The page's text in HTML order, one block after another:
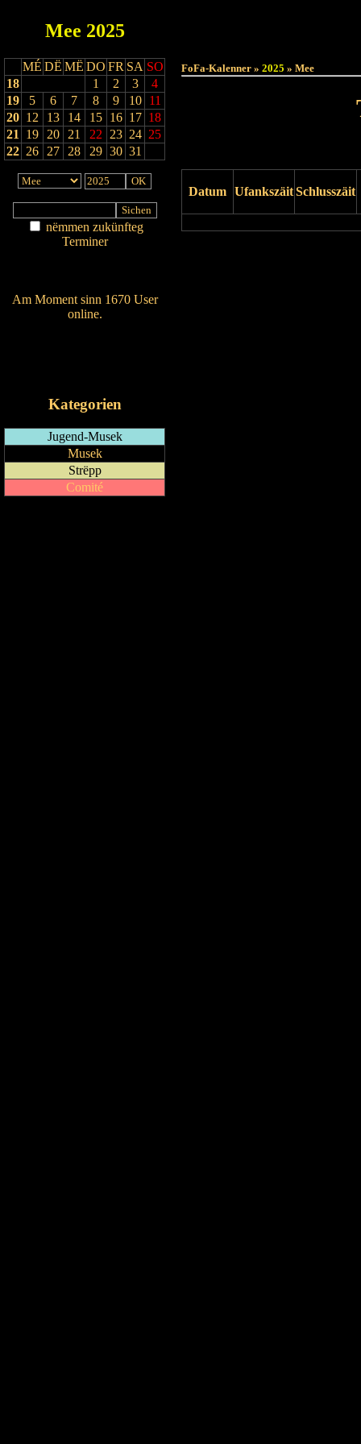
Mee 2025
MÉ DË MË DO FR SA SO
18
1 2 3
4
19
5 6 7 8 9 10
11
20 12 13 14 15 16 17 18
21
19 20 21 22 23 24 25
22 26 27 28 29 30 31
nëmmen zukünfteg
Terminer
Am Moment sinn 1670 User
online.
Kategorien
Jugend-Musek
Musek
Strëpp
Comité
FoFa-Kalenner » 2025 » Mee
Datum UfankszäitSchlusszäit